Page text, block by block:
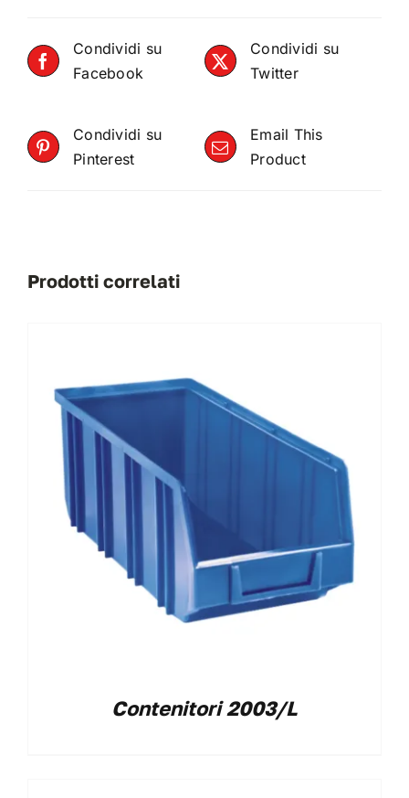
Condividi su
Facebook
Condividi su
Twitter
Condividi su
Pinterest
Email This
Product
Prodotti correlati
Contenitori 2003/L